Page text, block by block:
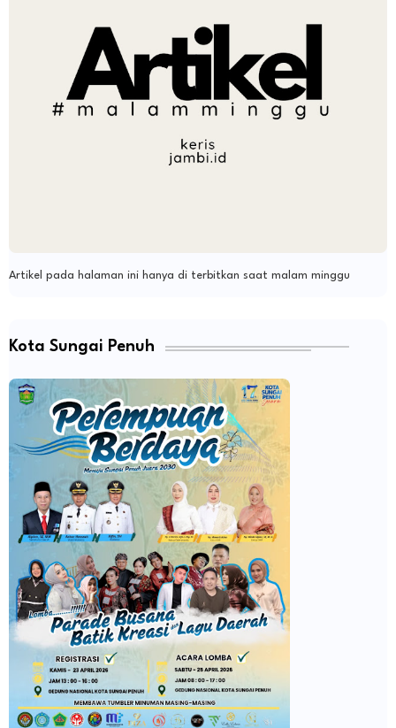
Artikel pada halaman ini hanya di terbitkan saat malam minggu
Kota Sungai Penuh